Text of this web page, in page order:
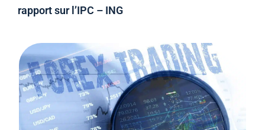
rapport sur l’IPC – ING